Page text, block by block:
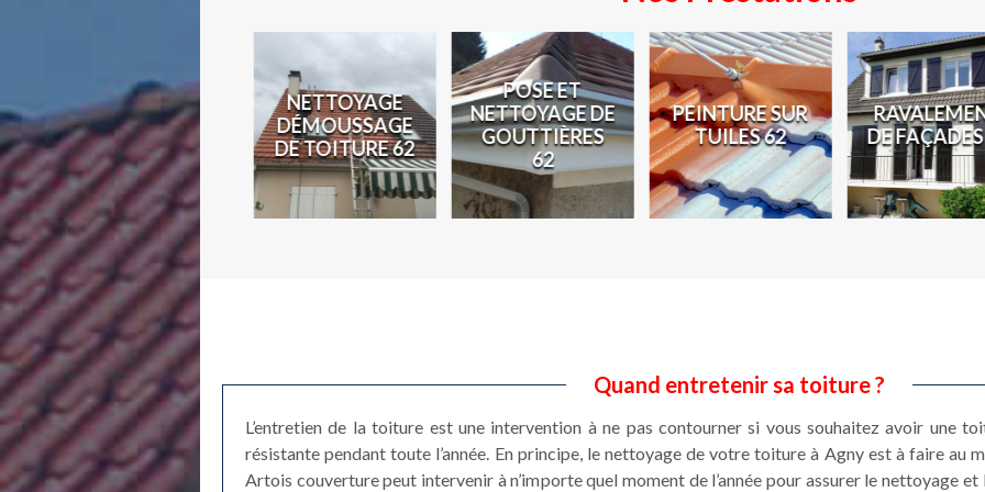
COUVREUR 62
NETTOYAGE
DÉMOUSSAGE
DE TOITURE 62
POSE ET
NETTOYAGE DE
GOUTTIÈRES
62
PEINTURE SUR
TUILES 62
DE
Quand entretenir sa toiture ?
L’entretien de la toiture est une intervention à ne pas contourner si vous souhaitez avoir une
résistante pendant toute l’année. En principe, le nettoyage de votre toiture à Agny est à faire au
Artois couverture peut intervenir à n’importe quel moment de l’année pour assurer le nettoyage